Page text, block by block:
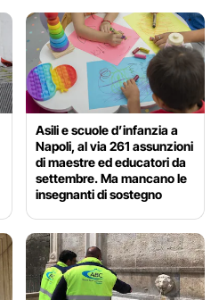
Asili e scuole d’infanzia a
Napoli, al via 261 assunzioni
di maestre ed educatori da
settembre. Ma mancano le
insegnanti di sostegno